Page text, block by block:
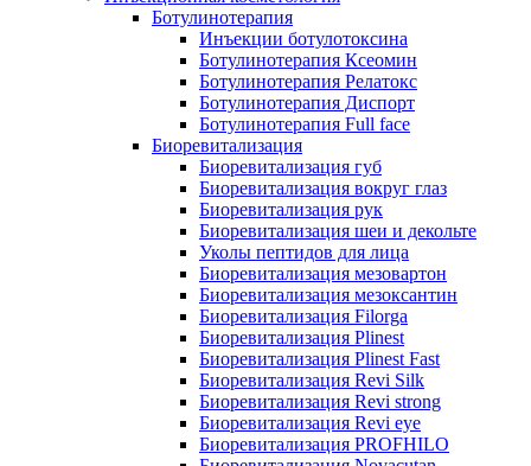
Ботулинотерапия
Инъекции ботулотоксина
Ботулинотерапия Ксеомин
Ботулинотерапия Релатокс
Ботулинотерапия Диспорт
Ботулинотерапия Full face
Биоревитализация
Биоревитализация губ
Биоревитализация вокруг глаз
Биоревитализация рук
Биоревитализация шеи и декольте
Уколы пептидов для лица
Биоревитализация мезовартон
Биоревитализация мезоксантин
Биоревитализация Filorga
Биоревитализация Plinest
Биоревитализация Plinest Fast
Биоревитализация Revi Silk
Биоревитализация Revi strong
Биоревитализация Revi eye
Биоревитализация PROFHILO